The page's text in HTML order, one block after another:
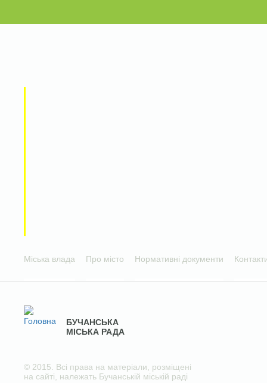
Міська влада Про місто Нормативні документи
БУЧАНСЬКА
МІСЬКА РАДА
© 2015. Всі права на матеріали, розміщені
на сайті, належать Бучанській міській раді